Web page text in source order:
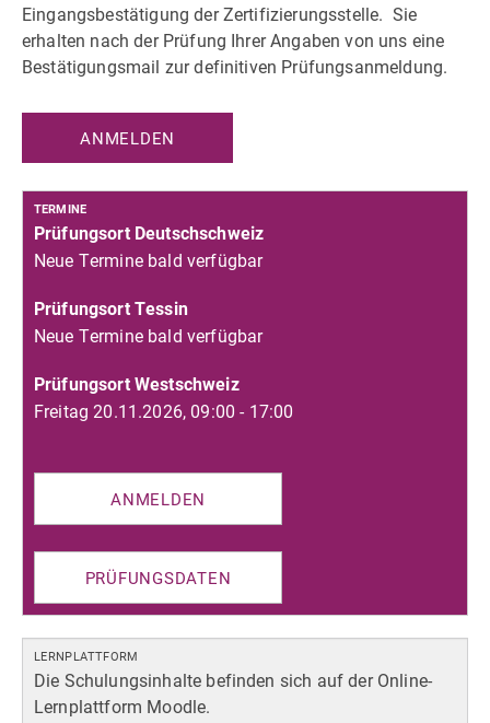
Eingangsbestätigung der Zertifizierungsstelle. Sie
erhalten nach der Prüfung Ihrer Angaben von uns eine
Bestätigungsmail zur definitiven Prüfungsanmeldung.
ANMELDEN
TERMINE
Prüfungsort Deutschschweiz
Neue Termine bald verfügbar
Prüfungsort Tessin
Neue Termine bald verfügbar
Prüfungsort Westschweiz
Freitag 20.11.2026, 09:00 - 17:00
ANMELDEN
PRÜFUNGSDATEN
LERNPLATTFORM
Die Schulungsinhalte befinden sich auf der Online-
Lernplattform Moodle.